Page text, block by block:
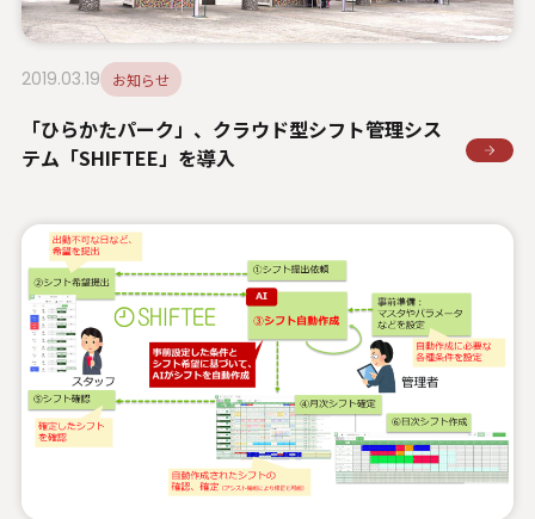
2019.03.19 お知らせ
「ひらかたパーク」、クラウド型シフト管理シス
テム「SHIFTEE」を導入